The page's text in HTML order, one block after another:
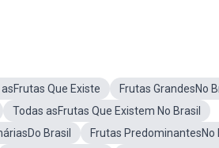
Que Existe
Frutas GrandesNo
Todas asFrutas Que Existem No Brasil
Brasil
Frutas PredominantesNo